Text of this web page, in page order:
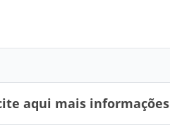
aqui mais informações